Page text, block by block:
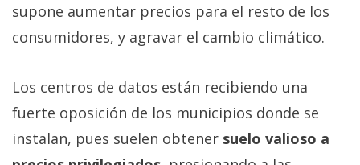
supone aumentar precios para el resto de los
consumidores, y agravar el cambio climático.
Los centros de datos están recibiendo una
fuerte oposición de los municipios donde se
instalan, pues suelen obtener suelo valioso a